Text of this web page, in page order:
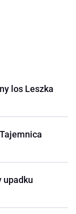
los Leszka
upadku